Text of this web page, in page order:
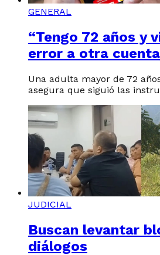
GENERAL
“Tengo 72 años y
error a otra cuenta
Una adulta mayor de 72
asegura que siguió las
JUDICIAL
Buscan levantar
diálogos